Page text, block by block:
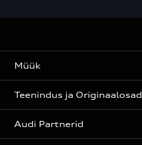
Müük
Kõik mudelid
Teenindus ja Originaalosad
Teenindus
Audi Partnerid